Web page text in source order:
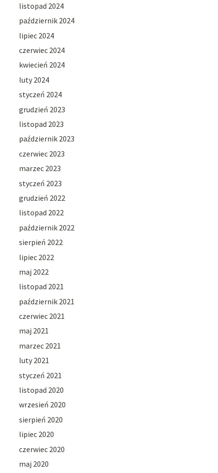
listopad 2024
październik 2024
lipiec 2024
czerwiec 2024
kwiecień 2024
luty 2024
styczeń 2024
grudzień 2023
listopad 2023
październik 2023
czerwiec 2023
marzec 2023
styczeń 2023
grudzień 2022
listopad 2022
październik 2022
sierpień 2022
lipiec 2022
maj 2022
listopad 2021
październik 2021
czerwiec 2021
maj 2021
marzec 2021
luty 2021
styczeń 2021
listopad 2020
wrzesień 2020
sierpień 2020
lipiec 2020
czerwiec 2020
maj 2020